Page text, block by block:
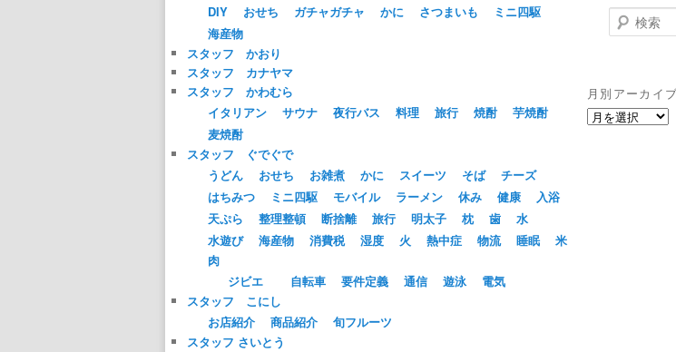
DIY
おせち ガチャガチャ かに さつまいも
ミニ四駆
海産物
スタッフ かおり
スタッフ カナヤマ
スタッフ かわむら
イタリアン
サウナ 夜行バス 料理 旅行 焼酎
芋焼酎
麦焼酎
スタッフ ぐでぐで
うどん
おせち お雑煮 かに スイーツ そば
チーズ
はちみつ
ミニ四駆 モバイル ラーメン 休み 健康
入浴
天ぷら
整理整頓 断捨離 旅行 明太子 枕 歯
水
水遊び
海産物 消費税 湿度 火 熱中症 物流 睡眠
米
肉
ジビエ
自転車 要件定義 通信 遊泳
電気
スタッフ こにし
お店紹介
商品紹介
旬フルーツ
スタッフ さいとう
検
索
月別アーカイブ
月